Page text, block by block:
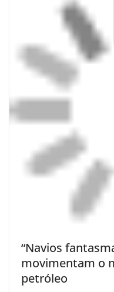
“Navios
movimentam o
petróleo